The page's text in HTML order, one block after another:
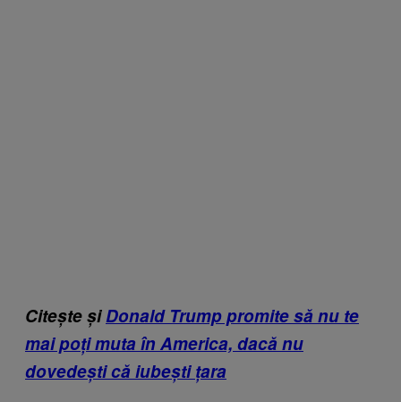
Citește șiDonald Trump promite să nu te
mai poți muta în America, dacă nu
dovedești că iubești țara